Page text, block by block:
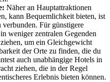
Näher an Hauptattraktionen
kann Bequemlichkeit bieten, ist
Für günstigere
weniger zentralen Gegenden
um ein Gleichgewicht
der Orte zu finden, die du
auch unabhängige Hotels in
ziehen, die in der Regel
Erlebnis bieten können.